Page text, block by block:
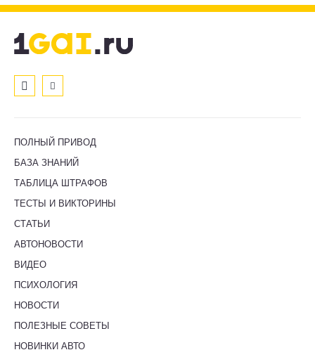
ПОЛНЫЙ ПРИВОД
БАЗА ЗНАНИЙ
ТАБЛИЦА ШТРАФОВ
ТЕСТЫ И ВИКТОРИНЫ
СТАТЬИ
АВТОНОВОСТИ
ВИДЕО
ПСИХОЛОГИЯ
НОВОСТИ
ПОЛЕЗНЫЕ СОВЕТЫ
НОВИНКИ АВТО